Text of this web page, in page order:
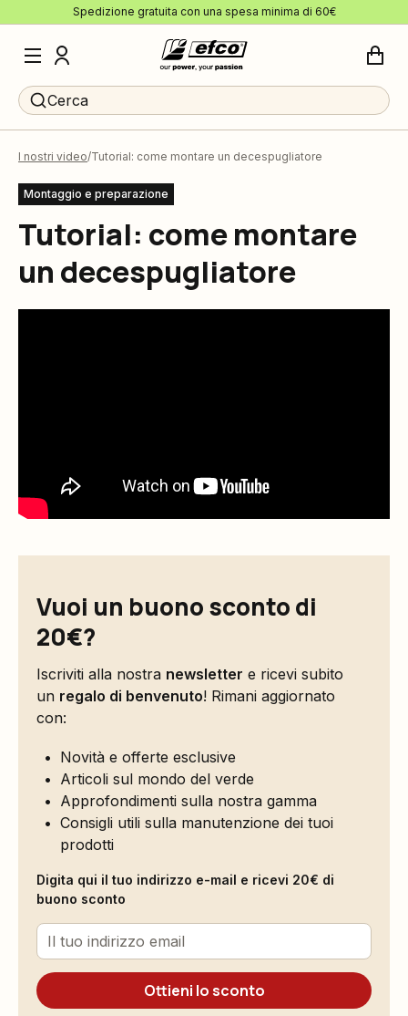
Spedizione gratuita con una spesa minima di 60€
Cerca
I nostri video Tutorial: come montare un decespugliatore
Montaggio e preparazione
Tutorial: come montare
un decespugliatore
Vuoi un buono sconto di
20€?
Iscriviti alla nostra newsletter e ricevi subito
un regalo di benvenuto! Rimani aggiornato
con:
Novità e offerte esclusive
Articoli sul mondo del verde
Approfondimenti sulla nostra gamma
Consigli utili sulla manutenzione dei tuoi
prodotti
Digita qui il tuo indirizzo e-mail e ricevi 20€ di
buono sconto
Ottieni lo sconto